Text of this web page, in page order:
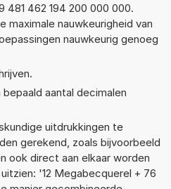
481 462 194 200 000 000.
maximale nauwkeurigheid van
nauwkeurig genoeg
aantal decimalen
uitdrukkingen te
gerekend, zoals bijvoorbeeld
ook direct aan elkaar worden
'12 Megabecquerel + 76